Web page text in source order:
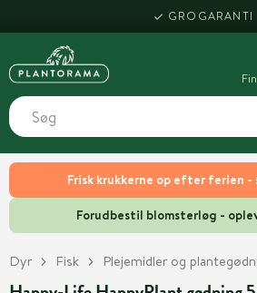
Frisk krukkerne op efter ferien -
Forudbestil blomsterløg -
GROGARANTI
Dyr Fisk Plejemidler og